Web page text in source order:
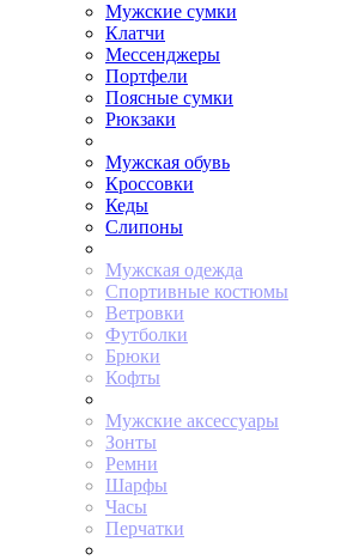
Мужские сумки
Клатчи
Мессенджеры
Портфели
Поясные сумки
Рюкзаки
Мужская обувь
Кроссовки
Кеды
Слипоны
Мужская одежда
Спортивные костюмы
Ветровки
Футболки
Брюки
Кофты
Мужские аксессуары
Зонты
Ремни
Шарфы
Часы
Перчатки